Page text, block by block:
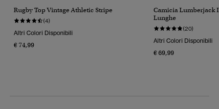
Rugby Top Vintage Athletic Stripe
(4)
Altri Colori Disponibili
€ 74,99
Camicia Lumberjack
Lunghe
(20)
Altri Colori Disponibili
€ 69,99